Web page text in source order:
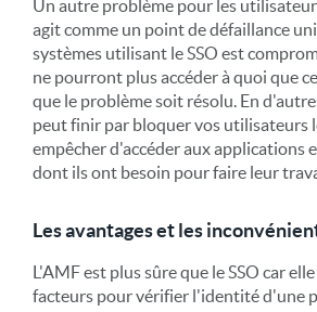
Un autre problème pour les
agit comme un point de défaillance
systèmes utilisant le SSO est
ne pourront plus accéder à quoi que
que le problème soit résolu. En
peut finir par bloquer vos utilisateurs
empêcher d'accéder aux applications
dont ils ont besoin pour faire leur
Les avantages et les
L'AMF est plus sûre que le SSO car
facteurs pour vérifier l'identité d'une